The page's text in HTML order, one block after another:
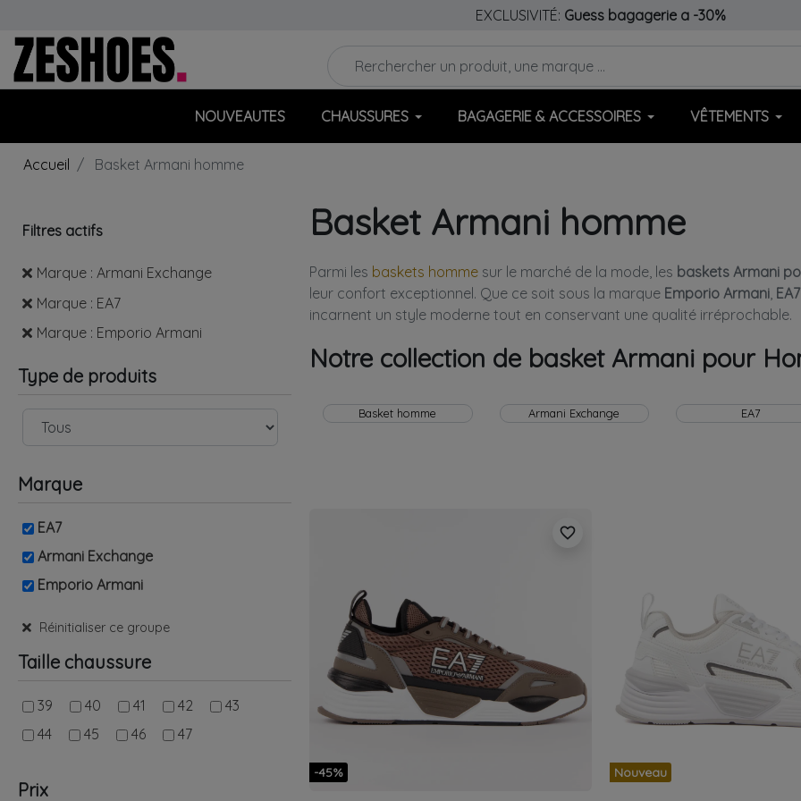
EXCLUSIVITÉ: Guess bagagerie a -30%
NOUVEAUTES CHAUSSURES BAGAGERIE & ACCESSOIRES VÊTEMENTS
Accueil Basket Armani homme
Filtres actifs
Marque : Armani Exchange
Marque : EA7
Marque : Emporio Armani
Type de produits
Marque
EA7
Armani Exchange
Emporio Armani
Réinitialiser ce groupe
Taille chaussure
39 40 41 42
43
44
45 46 47
Prix
Basket Armani homme
Parmi les baskets homme sur le marché de la mode, les baskets Armani
leur confort exceptionnel. Que ce soit sous la marque Emporio Armani,
incarnent un style moderne tout en conservant une qualité irréprochable.
Notre collection de basket Armani pour
Basket homme Armani Exchange EA7
favorite_border
-45% Nouveau